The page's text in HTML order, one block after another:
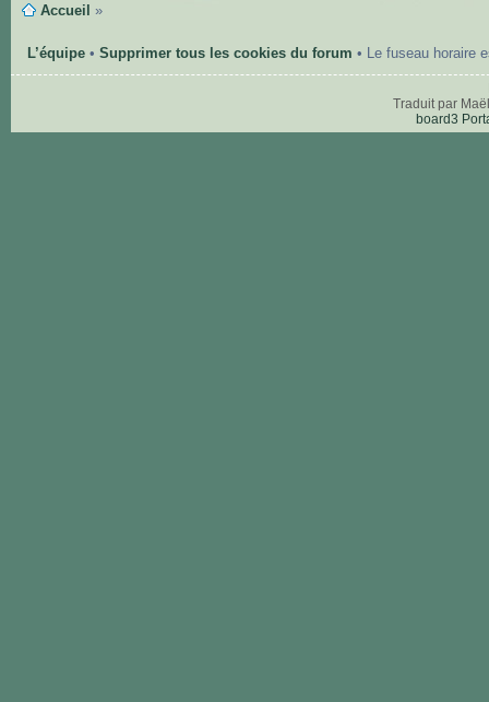
Accueil »
L’équipe• Supprimer tous les cookies du forum • Le fuseau horaire
Traduit par
board3